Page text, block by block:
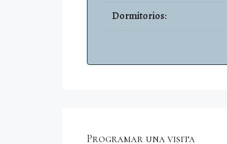
Dormitorios:
Programar una visita